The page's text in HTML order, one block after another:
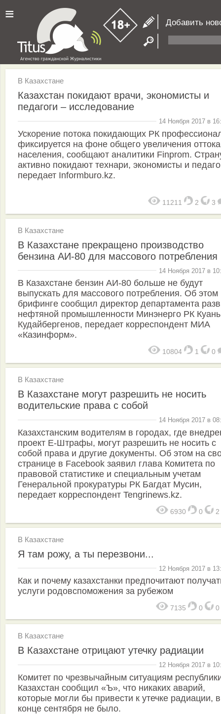
≡ Добавить
В Казахстане
Казахстан покидают врачи, экономисты и
педагоги – исследование
14 Ноября 2017 в
Ускорение потока покидающих РК
фиксируется на фоне общего увеличения оттока
населения, сообщают аналитики Finprom.
активно покидают технари, экономисты и
передает Informburo.kz.
11211 2 3
В Казахстане
В Казахстане прекращено производство
бензина АИ-80 для массового потребления
14 Ноября 2017 в
В Казахстане бензин АИ-80 больше не будут
выпускать для массового потребления. Об этом
брифинге сообщил директор департамента
нефтяной промышленности Минэнерго РК
Кудайбергенов, передает корреспондент МИА
«Казинформ».
10804 1 0
В Казахстане
В Казахстане могут разрешить не носить
водительские права с собой
14 Ноября 2017 в
Казахстанским водителям в городах, где
проект Е-Штрафы, могут разрешить не носить с
собой права и другие документы. Об этом на
странице в Facebook заявил глава Комитета по
правовой статистике и специальным учетам
Генеральной прокуратуры РК Багдат Мусин,
передает корреспондент Tengrinews.kz.
6930 0 2
В Казахстане
Я там рожу, а ты перезвони...
12 Ноября 2017 в
Как и почему казахстанки предпочитают
услуги родовспоможения за рубежом
7135 0 0
В Казахстане
В Казахстане отрицают утечку радиации
12 Ноября 2017 в
Комитет по чрезвычайным ситуациям
Казахстан сообщил «Ъ», что никаких аварий,
которые могли бы привести к утечке радиации, в
конце сентября не было.